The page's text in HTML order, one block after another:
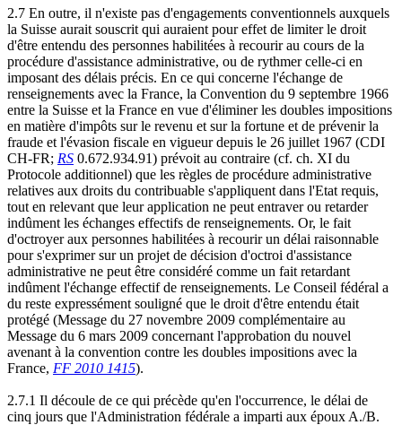
2.7 En outre, il n'existe pas d'engagements conventionnels auxquels
la Suisse aurait souscrit qui auraient pour effet de limiter le droit
d'être entendu des personnes habilitées à recourir au cours de la
procédure d'assistance administrative, ou de rythmer celle-ci en
imposant des délais précis. En ce qui concerne l'échange de
renseignements avec la France, la Convention du 9 septembre 1966
entre la Suisse et la France en vue d'éliminer les doubles impositions
en matière d'impôts sur le revenu et sur la fortune et de prévenir la
fraude et l'évasion fiscale en vigueur depuis le 26 juillet 1967 (CDI
CH-FR; RS 0.672.934.91) prévoit au contraire (cf. ch. XI du
Protocole additionnel) que les règles de procédure administrative
relatives aux droits du contribuable s'appliquent dans l'Etat requis,
tout en relevant que leur application ne peut entraver ou retarder
indûment les échanges effectifs de renseignements. Or, le fait
d'octroyer aux personnes habilitées à recourir un délai raisonnable
pour s'exprimer sur un projet de décision d'octroi d'assistance
administrative ne peut être considéré comme un fait retardant
indûment l'échange effectif de renseignements. Le Conseil fédéral a
du reste expressément souligné que le droit d'être entendu était
protégé (Message du 27 novembre 2009 complémentaire au
Message du 6 mars 2009 concernant l'approbation du nouvel
avenant à la convention contre les doubles impositions avec la
France, FF 2010 1415).
2.7.1 Il découle de ce qui précède qu'en l'occurrence, le délai de
cinq jours que l'Administration fédérale a imparti aux époux A./B.